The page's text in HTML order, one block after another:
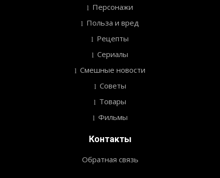
Персонажи
Польза и вред
Рецепты
Сериалы
Смешные новости
Советы
Товары
Фильмы
Контакты
Обратная связь